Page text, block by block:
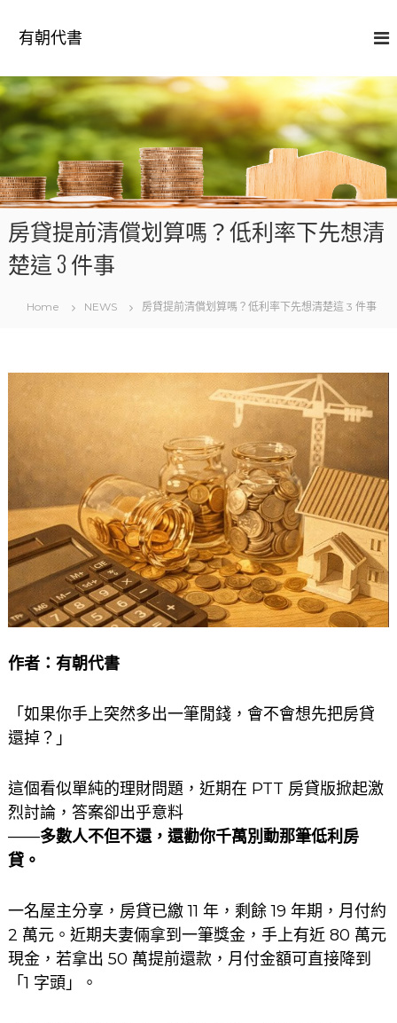
t
o
o
t
e
n
有朝代書
房貸提前清償划算嗎？低利率下先想清
楚這 3 件事
Home NEWS 房貸提前清償划算嗎？低利率下先想清楚這 3 件事
作者： 有朝代書
「如果你手上突然多出一筆閒錢，會不會想先把房貸
還掉？」
這個看似單純的理財問題，近期在 PTT 房貸版掀起激
烈討論，答案卻出乎意料
——多數人不但不還，還勸你千萬別動那筆低利房
貸。
一名屋主分享，房貸已繳 11 年，剩餘 19 年期，月付約
2 萬元。近期夫妻倆拿到一筆獎金，手上有近 80 萬元
現金，若拿出 50 萬提前還款，月付金額可直接降到
「1 字頭」。